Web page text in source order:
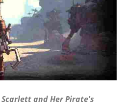
and Her Pirate's